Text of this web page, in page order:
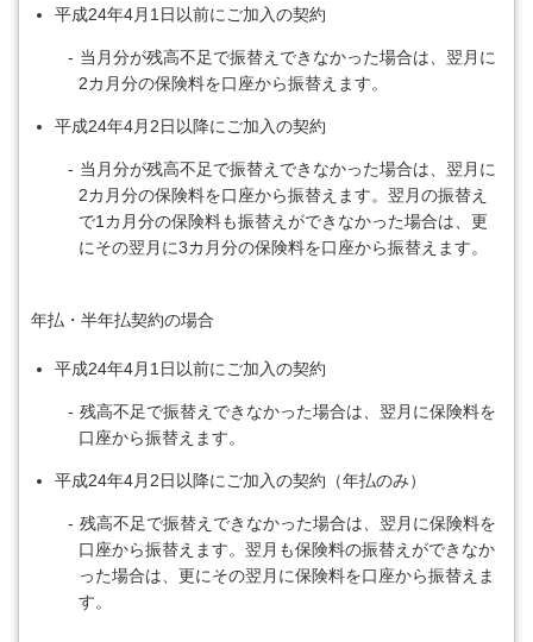
平成24年4月1日以前にご加入の契約
当月分が残高不足で振替えできなかった場合は、翌月に
2カ月分の保険料を口座から振替えます。
平成24年4月2日以降にご加入の契約
当月分が残高不足で振替えできなかった場合は、翌月に
2カ月分の保険料を口座から振替えます。翌月の振替え
で1カ月分の保険料も振替えができなかった場合は、更
にその翌月に3カ月分の保険料を口座から振替えます。
年払・半年払契約の場合
平成24年4月1日以前にご加入の契約
残高不足で振替えできなかった場合は、翌月に保険料を
口座から振替えます。
平成24年4月2日以降にご加入の契約（年払のみ）
残高不足で振替えできなかった場合は、翌月に保険料を
口座から振替えます。翌月も保険料の振替えができなか
った場合は、更にその翌月に保険料を口座から振替えま
す。